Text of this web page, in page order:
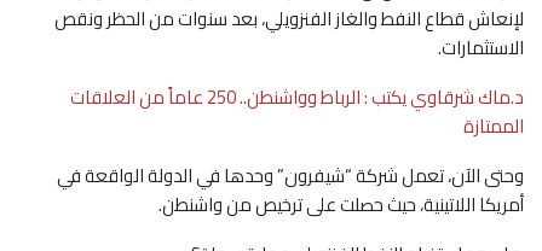
لإنعاش قطاع النفط والغاز الفنزويلي، بعد سنوات من الحظر ونقص
الاستثمارات.
د.ماك شرقاوي يكتب : الرباط وواشنطن.. 250 عاماً من العلاقات
الممتازة
وحتى الآن، تعمل شركة “شيفرون” وحدها في الدولة الواقعة في
أمريكا اللاتينية، حيث حصلت على ترخيص من واشنطن.